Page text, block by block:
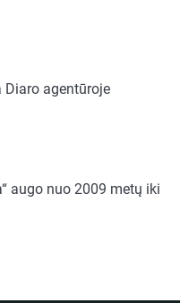
Diaro agentūroje
augo nuo 2009 metų iki